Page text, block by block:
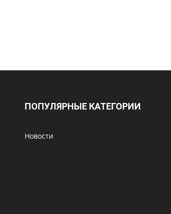
ПОПУЛЯРНЫЕ КАТЕГОРИИ
Новости